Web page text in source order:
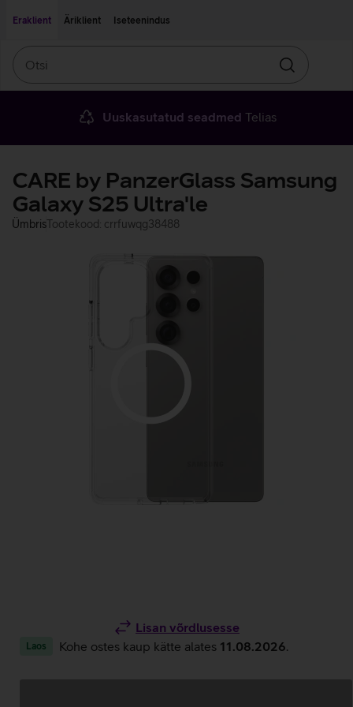
Eraklient
Äriklient Iseteenindus
Otsin
Uuskasutatud seadmed Telias
CARE by PanzerGlass Samsung
Galaxy S25 Ultra'le
ÜmbrisTootekood: crrfuwqg38488
Lisan võrdlusesse
Laos Kohe ostes kaup kätte alates 11.08.2026